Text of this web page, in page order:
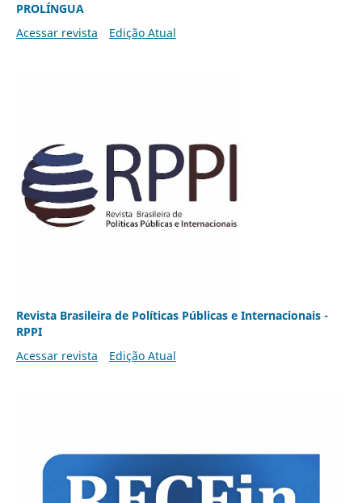
PROLÍNGUA
Acessar revista
Edição Atual
Revista Brasileira de Políticas Públicas e Internacionais -
RPPI
Acessar revista
Edição Atual